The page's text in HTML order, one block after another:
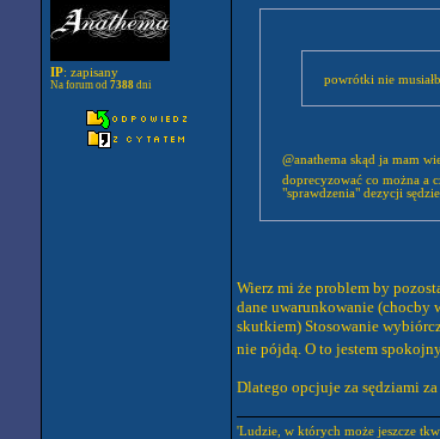
IP: zapisany
Na forum od 7388 dni powrótki nie
@anathema skąd ja mam
doprecyzować co można a
"sprawdzenia" dezycji
Wierz mi że problem by
dane uwarunkowanie (chocby
skutkiem) Stosowanie
nie pójdą. O to jestem
Dlatego opcjuje za sędziami
'Ludzie, w których może jeszcze